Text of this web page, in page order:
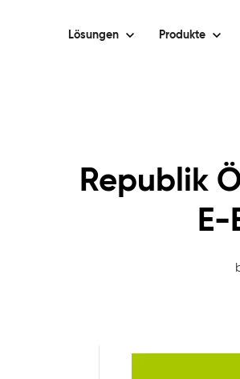
Lösungen Produkte
Republik
E-